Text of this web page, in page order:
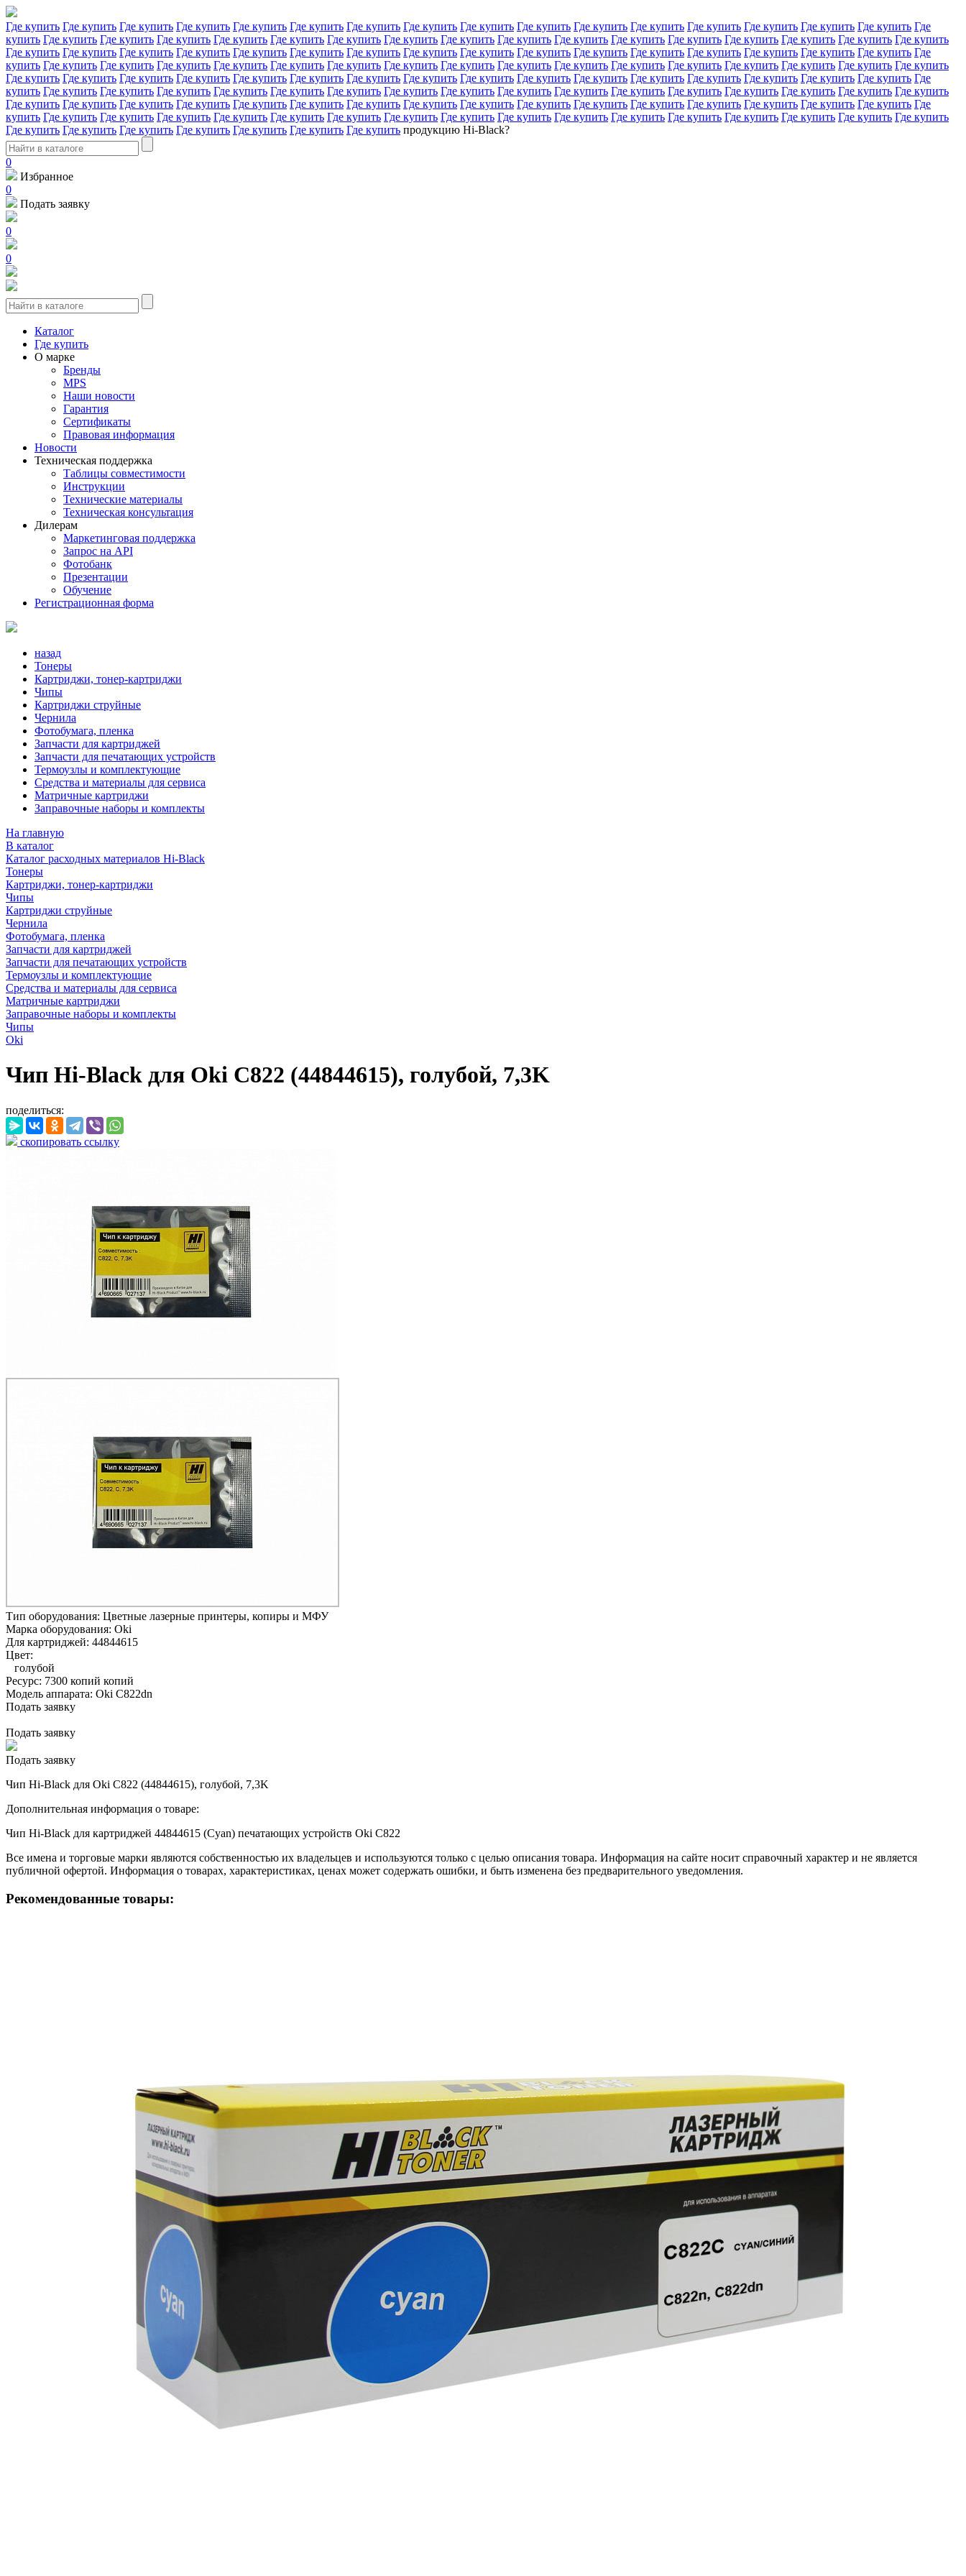
Где купить Где купить Где купить Где купить Где купить Где купить Где купить Где купить Где купить Где купить Где купить Где купить Где купить Где купить Где купить Где купить Где
купить Где купить Где купить Где купить Где купить Где купить Где купить Где купить Где купить Где купить Где купить Где купить Где купить Где купить Где купить Где купить Где купить
Где купить Где купить Где купить Где купить Где купить Где купить Где купить Где купить Где купить Где купить Где купить Где купить Где купить Где купить Где купить Где купить Где
купить Где купить Где купить Где купить Где купить Где купить Где купить Где купить Где купить Где купить Где купить Где купить Где купить Где купить Где купить Где купить Где купить
Где купить Где купить Где купить Где купить Где купить Где купить Где купить Где купить Где купить Где купить Где купить Где купить Где купить Где купить Где купить Где купить Где
купить Где купить Где купить Где купить Где купить Где купить Где купить Где купить Где купить Где купить Где купить Где купить Где купить Где купить Где купить Где купить Где купить
Где купить Где купить Где купить Где купить Где купить Где купить Где купить Где купить Где купить Где купить Где купить Где купить Где купить Где купить Где купить Где купить Где
купить Где купить Где купить Где купить Где купить Где купить Где купить Где купить Где купить Где купить Где купить Где купить Где купить Где купить Где купить Где купить Где купить
Где купить Где купить Где купить Где купить Где купить Где купить Где купить продукцию Hi-Black?
0
Избранное
0
Подать заявку
0
0
Каталог
Где купить
О марке
Бренды
MPS
Наши новости
Гарантия
Сертификаты
Правовая информация
Новости
Техническая поддержка
Таблицы совместимости
Инструкции
Технические материалы
Техническая консультация
Дилерам
Маркетинговая поддержка
Запрос на API
Фотобанк
Презентации
Обучение
Регистрационная форма
назад
Тонеры
Картриджи, тонер-картриджи
Чипы
Картриджи струйные
Чернила
Фотобумага, пленка
Запчасти для картриджей
Запчасти для печатающих устройств
Термоузлы и комплектующие
Средства и материалы для сервиса
Матричные картриджи
Заправочные наборы и комплекты
На главную
В каталог
Каталог расходных материалов Hi-Black
Тонеры
Картриджи, тонер-картриджи
Чипы
Картриджи струйные
Чернила
Фотобумага, пленка
Запчасти для картриджей
Запчасти для печатающих устройств
Термоузлы и комплектующие
Средства и материалы для сервиса
Матричные картриджи
Заправочные наборы и комплекты
Чипы
Oki
Чип Hi-Black для Oki C822 (44844615), голубой, 7,3K
поделиться:
скопировать ссылку
Тип оборудования: Цветные лазерные принтеры, копиры и МФУ
Марка оборудования: Oki
Для картриджей: 44844615
Цвет:
голубой
Ресурс: 7300 копий копий
Модель аппарата: Oki C822dn
Подать заявку
Подать заявку
Подать заявку
Чип Hi-Black для Oki C822 (44844615), голубой, 7,3K
Дополнительная информация о товаре:
Чип Hi-Black для картриджей 44844615 (Cyan) печатающих устройств Oki C822
Все имена и торговые марки являются собственностью их владельцев и используются только с целью описания товара. Информация на сайте носит справочный характер и не является
публичной офертой. Информация о товарах, характеристиках, ценах может содержать ошибки, и быть изменена без предварительного уведомления.
Рекомендованные товары: